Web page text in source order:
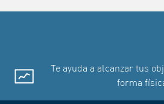
Te ayuda a alcanzar tus
forma